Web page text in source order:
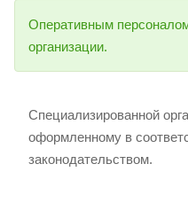
Оперативным
организации.
Специализированной
оформленному в
законодательством.